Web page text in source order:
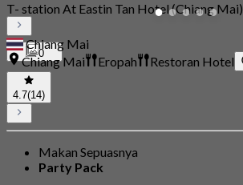
0
T- station At Eastin Tan Hotel (Chiang Mai)
Chiang Mai
Chiang Mai
Eropah Restoran Hotel
4.7(14)
Makan Sepuasnya
Party Pack